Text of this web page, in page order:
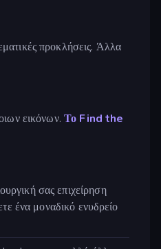
προκλήσεις. Άλλα
εικόνων. Το Find the
σας επιχείρηση
ένα μοναδικό ενυδρείο